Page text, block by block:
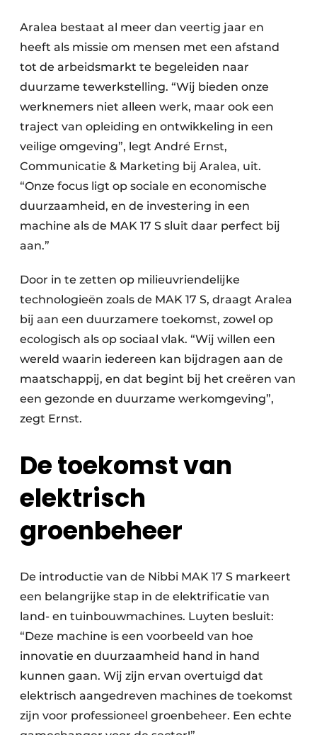
Aralea bestaat al meer dan veertig jaar en
heeft als missie om mensen met een afstand
tot de arbeidsmarkt te begeleiden naar
duurzame tewerkstelling. “Wij bieden onze
werknemers niet alleen werk, maar ook een
traject van opleiding en ontwikkeling in een
veilige omgeving”, legt André Ernst,
Communicatie & Marketing bij Aralea, uit.
“Onze focus ligt op sociale en economische
duurzaamheid, en de investering in een
machine als de MAK 17 S sluit daar perfect bij
aan.”
Door in te zetten op milieuvriendelijke
technologieën zoals de MAK 17 S, draagt Aralea
bij aan een duurzamere toekomst, zowel op
ecologisch als op sociaal vlak. “Wij willen een
wereld waarin iedereen kan bijdragen aan de
maatschappij, en dat begint bij het creëren van
een gezonde en duurzame werkomgeving”,
zegt Ernst.
De toekomst van
elektrisch
groenbeheer
De introductie van de Nibbi MAK 17 S markeert
een belangrijke stap in de elektrificatie van
land- en tuinbouwmachines. Luyten besluit:
“Deze machine is een voorbeeld van hoe
innovatie en duurzaamheid hand in hand
kunnen gaan. Wij zijn ervan overtuigd dat
elektrisch aangedreven machines de toekomst
zijn voor professioneel groenbeheer. Een echte